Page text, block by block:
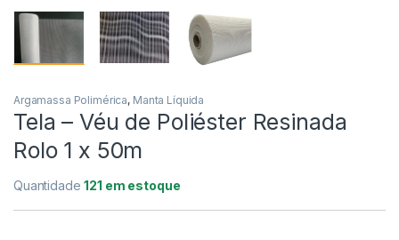
Argamassa Polimérica, Manta Líquida
Tela – Véu de Poliéster Resinada
Rolo 1 x 50m
Quantidade121 em estoque